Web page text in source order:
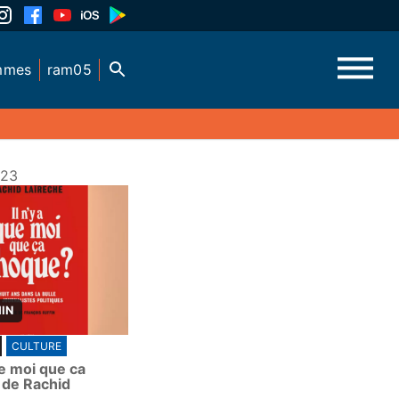
ram05
CULTURE
moi que ca
Rachid